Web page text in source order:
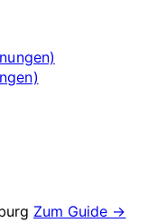
Zum Guide →